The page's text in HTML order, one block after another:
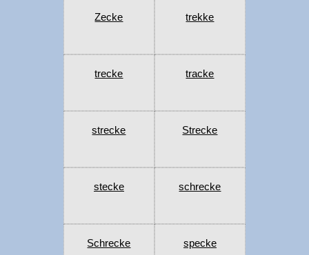
Zecke trekke
trecke tracke
strecke Strecke
stecke schrecke
Schrecke specke